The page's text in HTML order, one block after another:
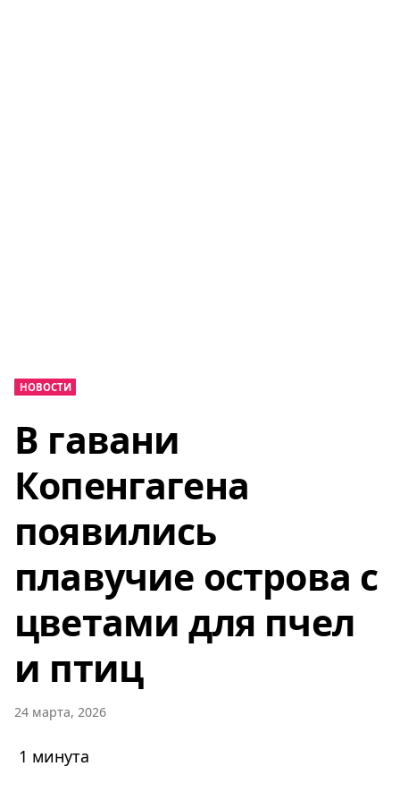
НОВОСТИ
В гавани
Копенгагена
появились
плавучие острова с
цветами для пчел
и птиц
24 марта, 2026
1 минута